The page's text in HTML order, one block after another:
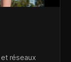
réseaux